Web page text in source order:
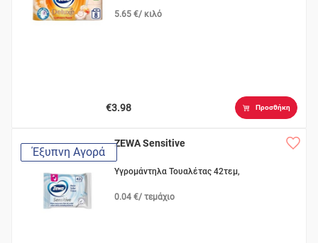
5.65 €/ κιλό
€3.98 Προσθήκη
Έξυπνη Αγορά
ZEWA Sensitive
Υγρομάντηλα Τουαλέτας 42τεμ,
0.04 €/ τεμάχιο